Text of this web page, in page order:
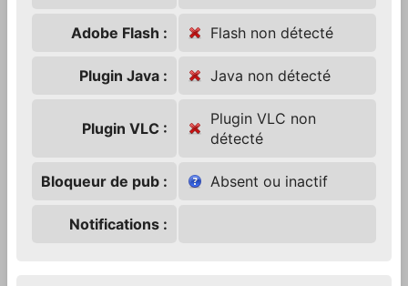
Adobe Flash : Flash non détecté
Plugin Java : Java non détecté
Plugin VLC :
Plugin VLC non
détecté
Bloqueur de pub : Absent ou inactif
Notifications :